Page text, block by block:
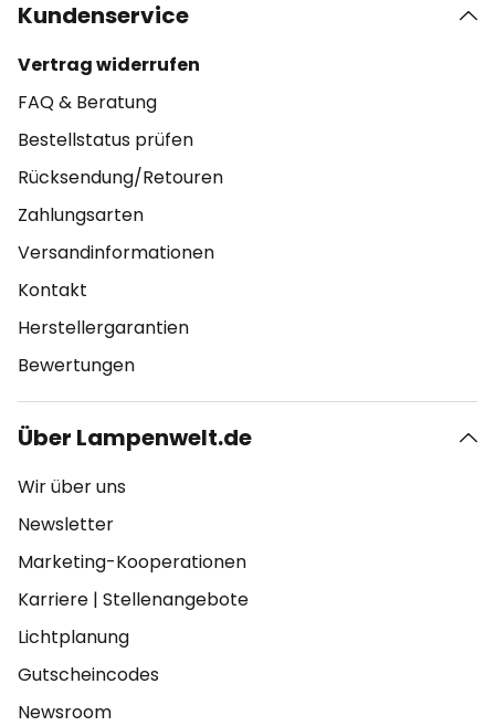
Kundenservice
Vertrag widerrufen
FAQ & Beratung
Bestellstatus prüfen
Rücksendung/Retouren
Zahlungsarten
Versandinformationen
Kontakt
Herstellergarantien
Bewertungen
Über Lampenwelt.de
Wir über uns
Newsletter
Marketing-Kooperationen
Karriere | Stellenangebote
Lichtplanung
Gutscheincodes
Newsroom